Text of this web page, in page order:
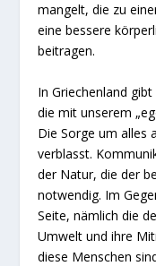
mangelt, die zu
eine bessere
beitragen.
In Griechenland
die mit unserem
Die Sorge um alles
verblasst.
der Natur, die der
notwendig. Im
Seite, nämlich die
Umwelt und ihre
diese Menschen